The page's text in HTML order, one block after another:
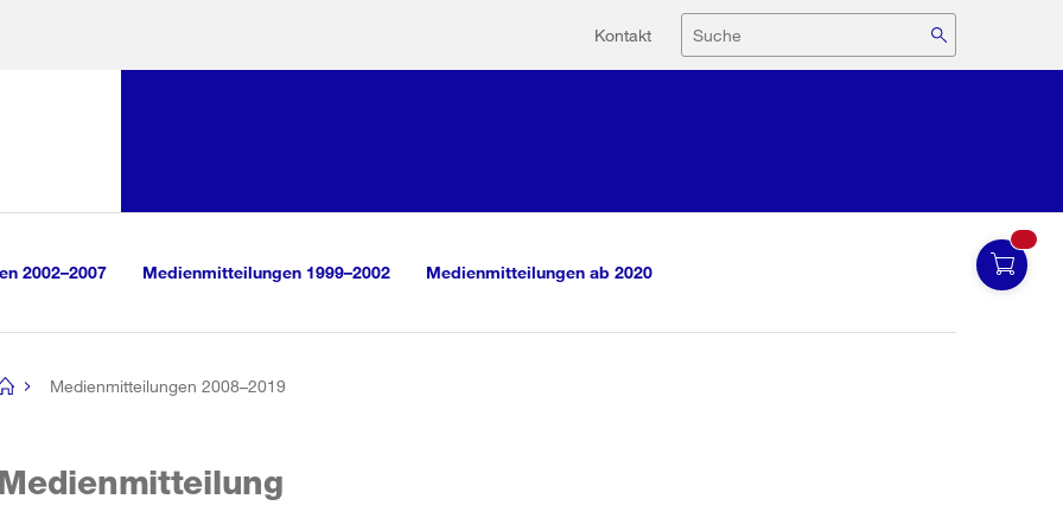
Hilfsnavigation
Kontakt Suche
2002–2007 Medienmitteilungen 1999–2002 Medienmitteilungen ab 2020
Medienmitteilungen 2008–2019